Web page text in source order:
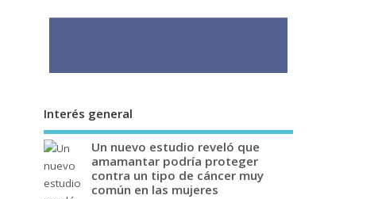
Interés general
Un nuevo estudio reveló que
amamantar podría proteger
contra un tipo de cáncer muy
común en las mujeres